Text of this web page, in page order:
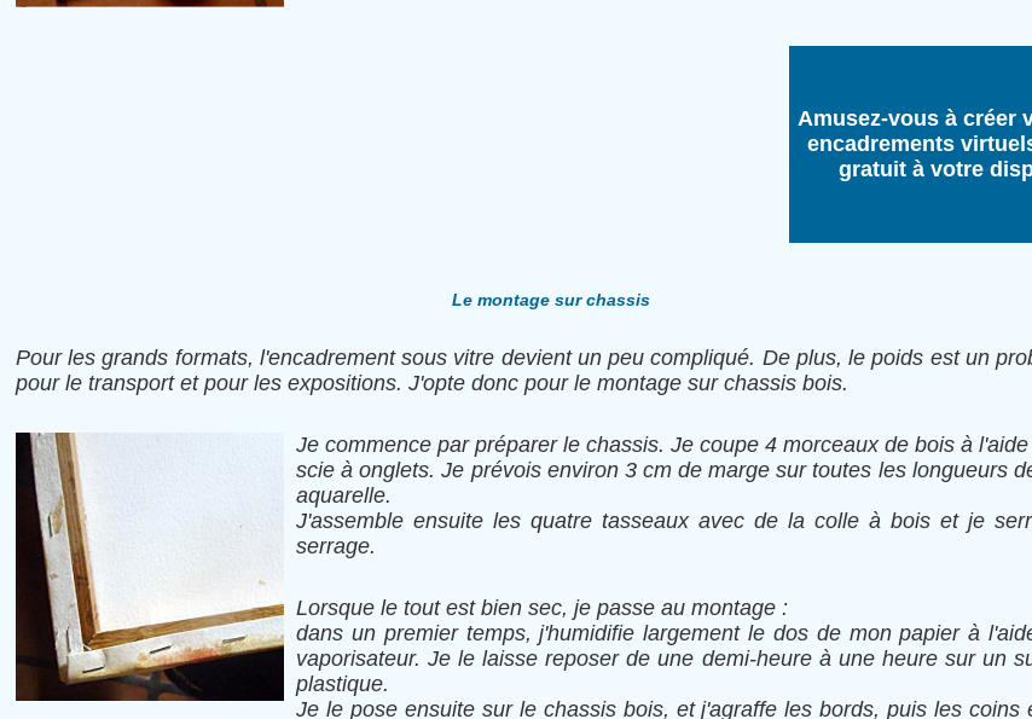
Amusez-vous à créer
encadrements
gratuit à votre
Le montage sur chassis
Pour les grands formats, l'encadrement sous vitre devient un peu compliqué. De plus, le poids est un
pour le transport et pour les expositions. J'opte donc pour le montage sur chassis bois.
Je commence par préparer le chassis. Je coupe 4 morceaux de bois à
scie à onglets. Je prévois environ 3 cm de marge sur toutes les longueurs
aquarelle.
J'assemble ensuite les quatre tasseaux avec de la colle à bois et je
serrage.
Lorsque le tout est bien sec, je passe au montage :
dans un premier temps, j'humidifie largement le dos de mon papier à
vaporisateur. Je le laisse reposer de une demi-heure à une heure sur un
plastique.
Je le pose ensuite sur le chassis bois, et j'agraffe les bords, puis les coins